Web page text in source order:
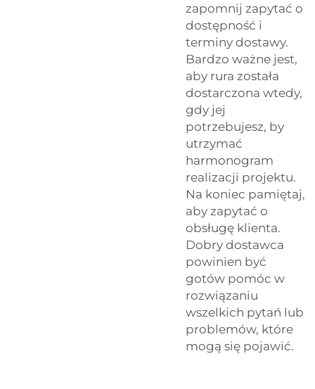
zapomnij zapytać o
dostępność i
terminy dostawy.
Bardzo ważne jest,
aby rura została
dostarczona wtedy,
gdy jej
potrzebujesz, by
utrzymać
harmonogram
realizacji projektu.
Na koniec pamiętaj,
aby zapytać o
obsługę klienta.
Dobry dostawca
powinien być
gotów pomóc w
rozwiązaniu
wszelkich pytań lub
problemów, które
mogą się pojawić.